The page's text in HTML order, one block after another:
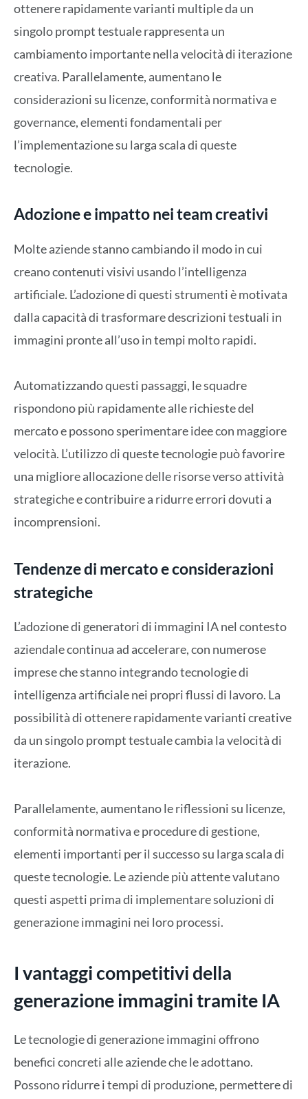
ottenere rapidamente varianti multiple da un
singolo prompt testuale rappresenta un
cambiamento importante nella velocità di iterazione
creativa. Parallelamente, aumentano le
considerazioni su licenze, conformità normativa e
governance, elementi fondamentali per
l’implementazione su larga scala di queste
tecnologie.
Adozione e impatto nei team creativi
Molte aziende stanno cambiando il modo in cui
creano contenuti visivi usando l’intelligenza
artificiale. L’adozione di questi strumenti è motivata
dalla capacità di trasformare descrizioni testuali in
immagini pronte all’uso in tempi molto rapidi.
Automatizzando questi passaggi, le squadre
rispondono più rapidamente alle richieste del
mercato e possono sperimentare idee con maggiore
velocità. L’utilizzo di queste tecnologie può favorire
una migliore allocazione delle risorse verso attività
strategiche e contribuire a ridurre errori dovuti a
incomprensioni.
Tendenze di mercato e considerazioni
strategiche
L’adozione di generatori di immagini IA nel contesto
aziendale continua ad accelerare, con numerose
imprese che stanno integrando tecnologie di
intelligenza artificiale nei propri flussi di lavoro. La
possibilità di ottenere rapidamente varianti creative
da un singolo prompt testuale cambia la velocità di
iterazione.
Parallelamente, aumentano le riflessioni su licenze,
conformità normativa e procedure di gestione,
elementi importanti per il successo su larga scala di
queste tecnologie. Le aziende più attente valutano
questi aspetti prima di implementare soluzioni di
generazione immagini nei loro processi.
I vantaggi competitivi della
generazione immagini tramite IA
Le tecnologie di generazione immagini offrono
benefici concreti alle aziende che le adottano.
Possono ridurre i tempi di produzione, permettere di